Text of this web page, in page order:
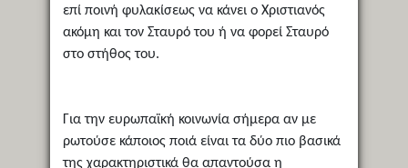
επί ποινή φυλακίσεως να κάνει ο Χριστιανός
ακόμη και τον Σταυρό του ή να φορεί Σταυρό
στο στήθος του.
Για την ευρωπαϊκή κοινωνία σήμερα αν με
ρωτούσε κάποιος ποιά είναι τα δύο πιο βασικά
της χαρακτηριστικά θα απαντούσα η